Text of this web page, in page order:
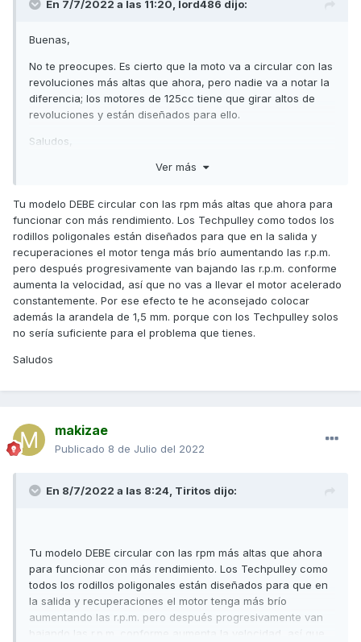
En 7/7/2022 a las 11:20, lord486 dijo:
Buenas,
No te preocupes. Es cierto que la moto va a circular con las
revoluciones más altas que ahora, pero nadie va a notar la
diferencia; los motores de 125cc tiene que girar altos de
revoluciones y están diseñados para ello.
Saludos,
Ver más
Tu modelo DEBE circular con las rpm más altas que ahora para
funcionar con más rendimiento. Los Techpulley como todos los
rodillos poligonales están diseñados para que en la salida y
recuperaciones el motor tenga más brío aumentando las r.p.m.
pero después progresivamente van bajando las r.p.m. conforme
aumenta la velocidad, así que no vas a llevar el motor acelerado
constantemente. Por ese efecto te he aconsejado colocar
además la arandela de 1,5 mm. porque con los Techpulley solos
no sería suficiente para el problema que tienes.
Saludos
makizae
Publicado 8 de Julio del 2022
En 8/7/2022 a las 8:24, Tiritos dijo:
Tu modelo DEBE circular con las rpm más altas que ahora
para funcionar con más rendimiento. Los Techpulley como
todos los rodillos poligonales están diseñados para que en
la salida y recuperaciones el motor tenga más brío
aumentando las r.p.m. pero después progresivamente van
bajando las r.p.m. conforme aumenta la velocidad, así que